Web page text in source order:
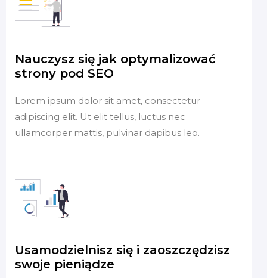
Nauczysz się jak optymalizować
strony pod SEO
Lorem ipsum dolor sit amet, consectetur
adipiscing elit. Ut elit tellus, luctus nec
ullamcorper mattis, pulvinar dapibus leo.
Usamodzielnisz się i zaoszczędzisz
swoje pieniądze